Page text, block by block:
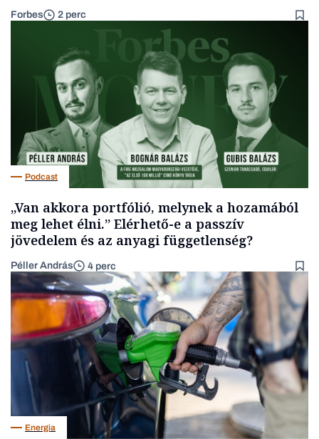
Forbes 2 perc
Podcast
„Van akkora portfólió, melynek a hozamából
meg lehet élni.” Elérhető-e a passzív
jövedelem és az anyagi függetlenség?
Péller András 4 perc
Energia